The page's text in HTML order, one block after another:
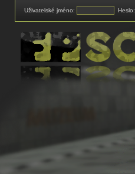
Uživatelské jméno: Heslo: